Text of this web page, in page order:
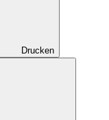
Drucken